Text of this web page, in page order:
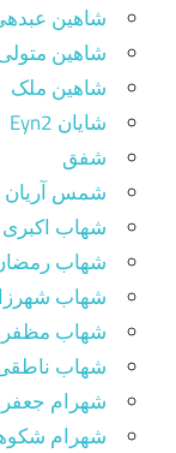
شاهین
شاهین
شاهین ملک
شایان Eyn2
شفق
شمس آریان
شهاب اکبری
شهاب
شهاب
شهاب
شهاب
شهرام
شهرام